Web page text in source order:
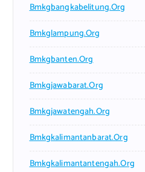
Bmkgbangkabelitung.org
Bmkglampung.org
Bmkgbanten.org
Bmkgjawabarat.org
Bmkgjawatengah.org
Bmkgkalimantanbarat.org
Bmkgkalimantantengah.org